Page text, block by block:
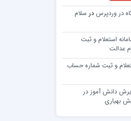
در وردپرس در سلام
استعلام و ثبت
عدالت
و ثبت شماره حساب
دانش آموز در
بهیاری